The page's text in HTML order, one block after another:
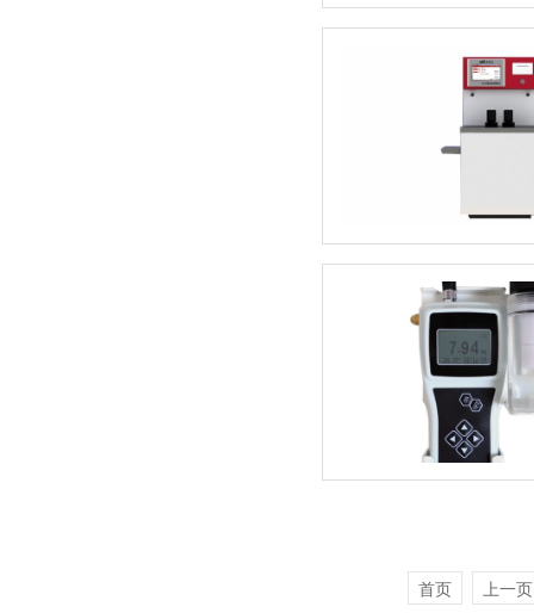
首页 上一页